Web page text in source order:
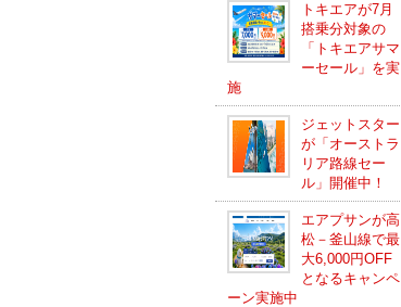
トキエアが7月
搭乗分対象の
「トキエアサマ
ーセール」を実
施
ジェットスター
が「オーストラ
リア路線セー
ル」開催中！
エアプサンが高
松－釜山線で最
大6,000円OFF
となるキャンペ
ーン実施中